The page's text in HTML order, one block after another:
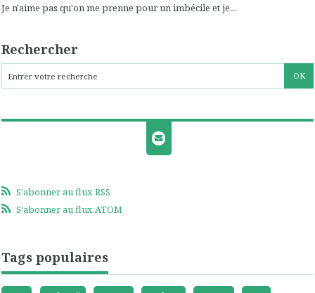
Je n'aime pas qu'on me prenne pour un imbécile et je...
Rechercher
S'abonner au flux RSS
S'abonner au flux ATOM
Tags populaires